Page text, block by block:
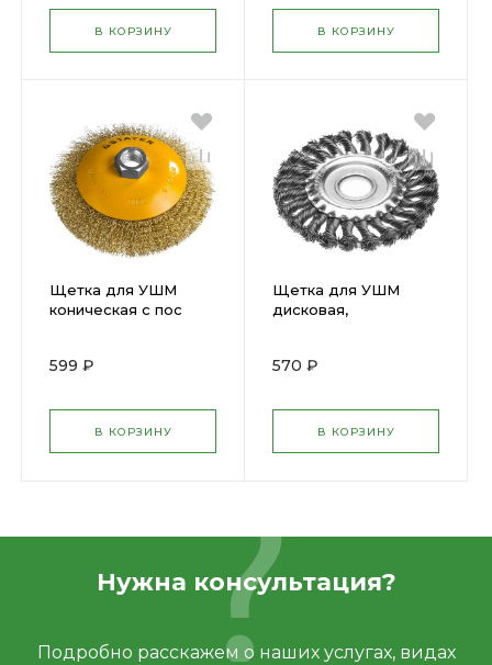
В КОРЗИНУ В КОРЗИНУ
Щетка для УШМ
коническая с пос
35133-125
599 ₽
В КОРЗИНУ
Щетка для УШМ
дисковая,
125ммх22мм 35120-
570 ₽
В КОРЗИНУ
Нужна консультация?
Подробно расскажем о наших услугах, видах